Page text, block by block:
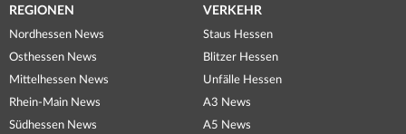
REGIONEN
Nordhessen News
Osthessen News
Mittelhessen News
Rhein-Main News
Südhessen News
VERKEHR
Staus Hessen
Blitzer Hessen
Unfälle Hessen
A3 News
A5 News